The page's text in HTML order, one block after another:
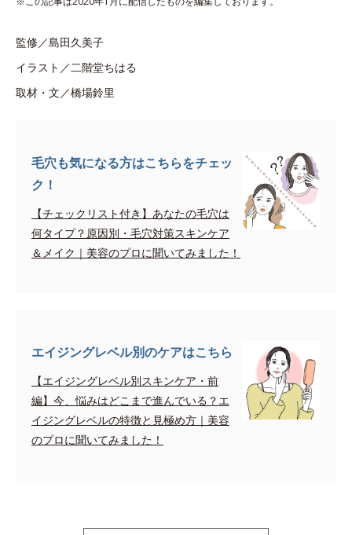
監修／島田久美子
イラスト／二階堂ちはる
取材・文／橋場鈴里
毛穴も気になる方はこちらをチェッ
ク！
【チェックリスト付き】あなたの毛穴は
何タイプ？原因別・毛穴対策スキンケア
＆メイク｜美容のプロに聞いてみました！
エイジングレベル別のケアはこちら
【エイジングレベル別スキンケア・前
編】今、悩みはどこまで進んでいる？エ
イジングレベルの特徴と見極め方｜美容
のプロに聞いてみました！